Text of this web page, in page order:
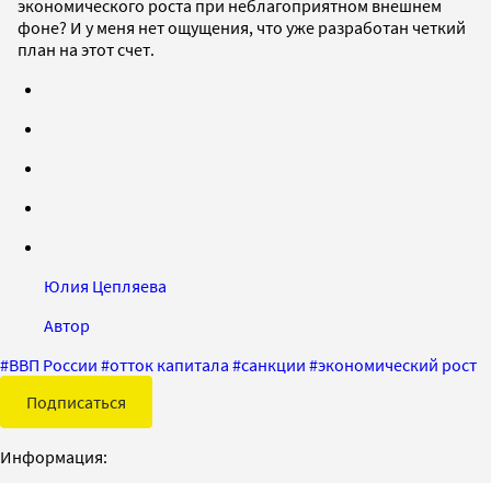
экономического роста при неблагоприятном внешнем
фоне? И у меня нет ощущения, что уже разработан четкий
план на этот счет.
Юлия Цепляева
Автор
#ВВП России #отток капитала #санкции #экономический рост
Подписаться
Информация: